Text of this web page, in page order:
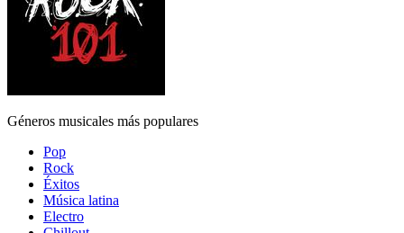
Géneros musicales más populares
Pop
Rock
Éxitos
Música latina
Electro